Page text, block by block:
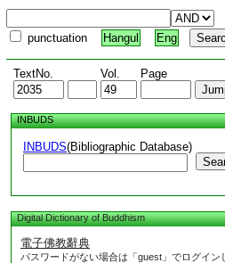
punctuation Hangul Eng
TextNo. Vol. Page
INBUDS
INBUDS(Bibliographic Database)
Digital Dictionary of Buddhism
電子佛教辭典
パスワードがない場合は「guest」でログイン